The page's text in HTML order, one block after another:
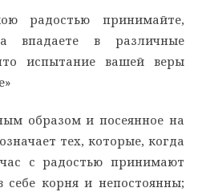
радостью принимайте,
впадаете в различные
испытание вашей веры
образом и посеянное на
тех, которые, когда
с радостью принимают
корня и непостоянны;